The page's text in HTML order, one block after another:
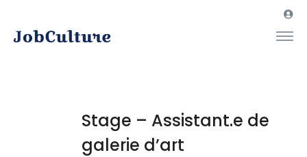
Stage – Assistant.e de
galerie d’art